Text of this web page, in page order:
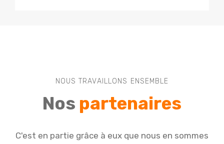
NOUS TRAVAILLONS ENSEMBLE
Nos partenaires
C'est en partie grâce à eux que nous en sommes